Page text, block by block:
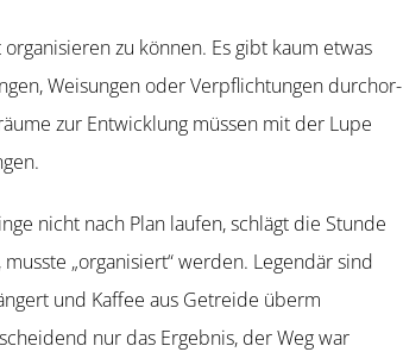
zu können. Es gibt kaum etwas
Weisungen oder Verpflich­tungen durch­or­
zur Entwicklung müssen mit der Lupe
nicht nach Plan laufen, schlägt die Stunde
„organi­siert“ werden. Legendär sind
und Kaffee aus Getreide überm
nur das Ergebnis, der Weg war